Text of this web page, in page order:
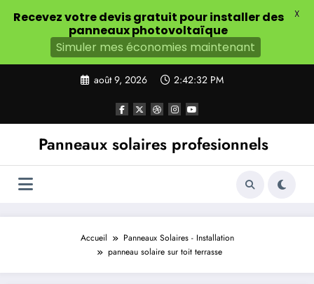
août 9, 2026 2:42:33 PM
Panneaux solaires profesionnels
Accueil
Panneaux Solaires - Installation
panneau solaire sur toit terrasse
Recevez votre devis gratuit pour installer des
panneaux photovoltaïque
Simuler mes économies maintenant
X